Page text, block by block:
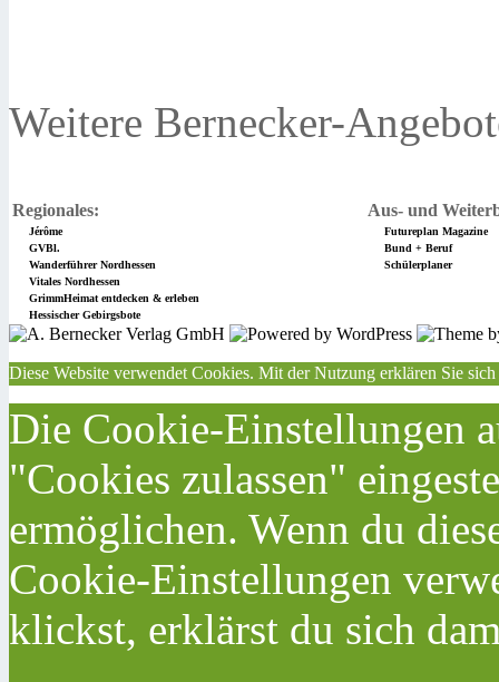
Weitere Bernecker-
Regionales: Aus- und
Jérôme
Futureplan Magazine
GVBl.
Bund + Beruf
Wanderführer Nordhessen
Schülerplaner
Vitales Nordhessen
GrimmHeimat entdecken & erleben
Hessischer Gebirgsbote
Diese Website verwendet Cookies. Mit der Nutzung erklären Sie
Die Cookie-Einstellungen
"Cookies zulassen"
ermöglichen. Wenn du
Cookie-Einstellungen
klickst, erklärst du sich